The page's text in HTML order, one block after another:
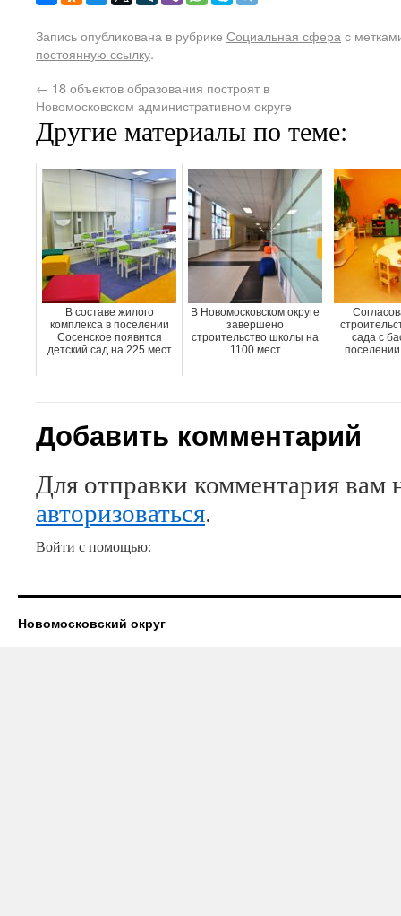
Запись опубликована в рубрике Социальная сфера с
постоянную ссылку.
← 18 объектов образования построят в
Новомосковском административном округе
Другие материалы по теме:
В составе жилого
комплекса в поселении
Сосенское появится
детский сад на 225 мест
В Новомосковском округе
завершено
строительство школы на
1100 мест
сада с
Добавить комментарий
Для отправки комментария вам
авторизоваться.
Войти с помощью:
Новомосковский округ